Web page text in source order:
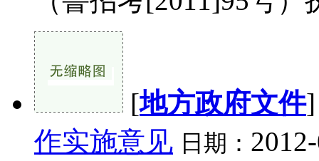
[地方政府文件
作实施意见 日期：